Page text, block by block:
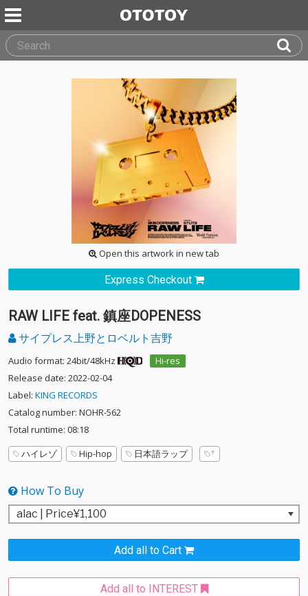
Open this artwork in new tab
Express Checkout
RAW LIFE feat. 鎮座DOPENESS
サイプレス上野とロベルト吉野
Audio format: 24bit/48kHz
Hi-res
Release date: 2022-02-04
Label: KING RECORDS
Catalog number: NOHR-562
Total runtime: 08:18
ハイレゾ
Hip-hop 日本語ラップ
How To Buy
Add all to Cart
Add all to INTEREST